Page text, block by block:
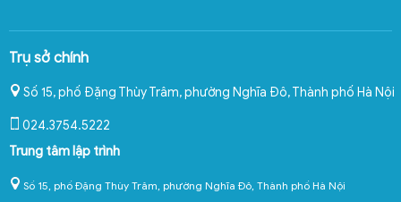
Trụ sở chính
Số 15, phố Đặng Thùy Trâm, phường Nghĩa Đô,Thành phố Hà Nội
024.3754.5222
Trung tâm lập trình
Số 15, phố Đặng Thùy Trâm, phường Nghĩa Đô, Thành phố Hà Nội